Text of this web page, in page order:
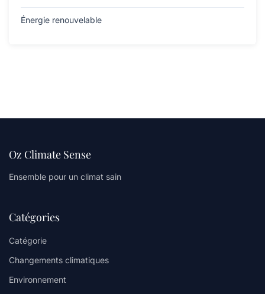
Énergie renouvelable
Oz Climate Sense
Ensemble pour un climat sain
Catégories
Catégorie
Changements climatiques
Environnement